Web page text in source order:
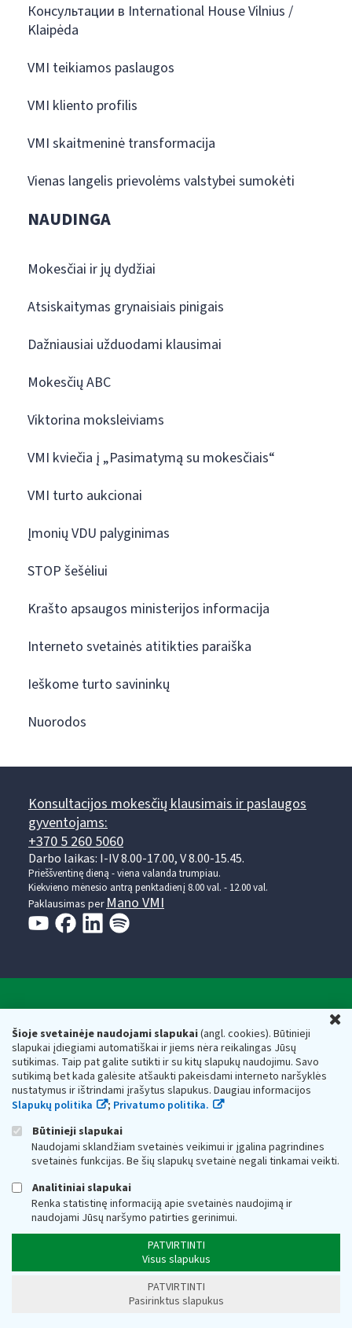
Šioje svetainėje naudojami slapukai(angl. cookies). Būtinieji
slapukai įdiegiami automatiškai ir jiems nėra reikalingas Jūsų
sutikimas. Taip pat galite sutikti ir su kitų slapukų naudojimu. Savo
sutikimą bet kada galėsite atšaukti pakeisdami interneto naršyklės
nustatymus ir ištrindami įrašytus slapukus. Daugiau informacijos
Slapukų politika
; Privatumo politika.
Būtinieji slapukai
Naudojami sklandžiam svetainės veikimui ir įgalina pagrindines
svetainės funkcijas. Be šių slapukų svetainė negali tinkamai veikti.
Analitiniai slapukai
Renka statistinę informaciją apie svetainės naudojimą ir
naudojami Jūsų naršymo patirties gerinimui.
PATVIRTINTI
Visus slapukus
PATVIRTINTI
Pasirinktus slapukus
Консультации в International House Vilnius /
Klaipėda
VMI teikiamos paslaugos
VMI kliento profilis
VMI skaitmeninė transformacija
Vienas langelis prievolėms valstybei sumokėti
NAUDINGA
Mokesčiai ir jų dydžiai
Atsiskaitymas grynaisiais pinigais
Dažniausiai užduodami klausimai
Mokesčių ABC
Viktorina moksleiviams
VMI kviečia į „Pasimatymą su mokesčiais“
VMI turto aukcionai
Įmonių VDU palyginimas
STOP šešėliui
Krašto apsaugos ministerijos informacija
Interneto svetainės atitikties paraiška
Ieškome turto savininkų
Nuorodos
Konsultacijos mokesčių klausimais ir paslaugos
gyventojams:
+370 5 260 5060
Darbo laikas: I-IV 8.00-17.00, V 8.00-15.45.
Prieššventinę dieną - viena valanda trumpiau.
Kiekvieno mėnesio antrą penktadienį 8.00 val. - 12.00 val.
Paklausimas per Mano VMI
Respublikos finansų ministerijos
Biudžetinė įstaiga. Juridinio asmens kodas — 188659752,
adresas: Vasario 16-osios g. 14, 01107 Vilnius, Lietuva, el.paštas:
vmi@vmi.lt, E. pristatymo dėžutės adresas 188659752
Duomenys apie Valstybinę mokesčių inspekciją prie Lietuvos
Respublikos finansų ministerijos kaupiami ir saugomi Juridinių